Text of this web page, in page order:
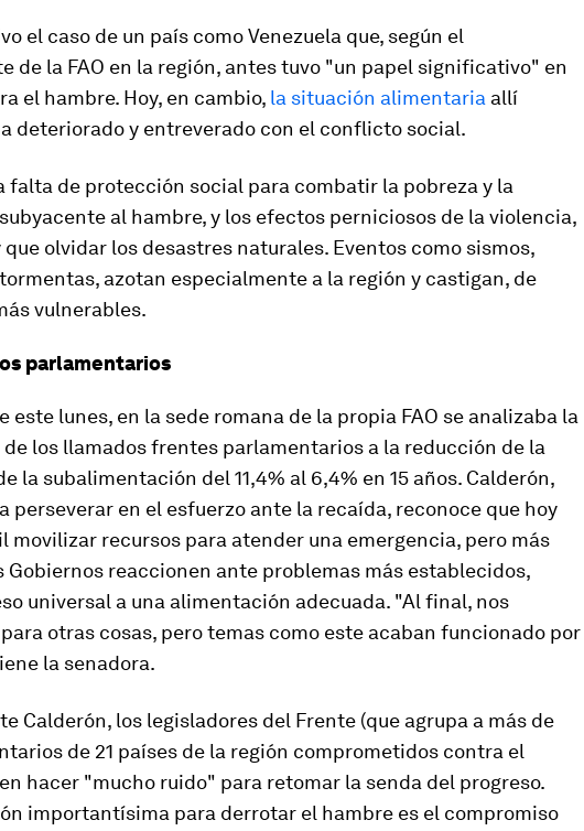
el caso de un país como Venezuela que, según el
de la FAO en la región, antes tuvo "un papel significativo" en
el hambre. Hoy, en cambio, la situación alimentaria allí
deteriorado y entreverado con el conflicto social.
falta de protección social para combatir la pobreza y la
al hambre, y los efectos perniciosos de la violencia,
olvidar los desastres naturales. Eventos como sismos,
azotan especialmente a la región y castigan, de
vulnerables.
parlamentarios
este lunes, en la sede romana de la propia FAO se analizaba la
los llamados frentes parlamentarios a la reducción de la
la subalimentación del 11,4% al 6,4% en 15 años. Calderón,
perseverar en el esfuerzo ante la recaída, reconoce que hoy
movilizar recursos para atender una emergencia, pero más
Gobiernos reaccionen ante problemas más establecidos,
universal a una alimentación adecuada. "Al final, nos
otras cosas, pero temas como este acaban funcionado por
la senadora.
Calderón, los legisladores del Frente (que agrupa a más de
de 21 países de la región comprometidos contra el
hacer "mucho ruido" para retomar la senda del progreso.
importantísima para derrotar el hambre es el compromiso